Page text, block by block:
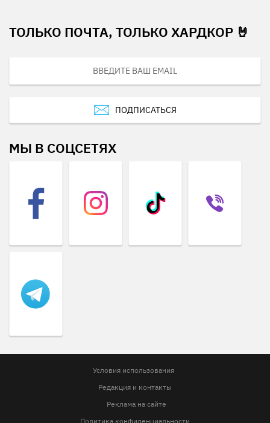
ТОЛЬКО ПОЧТА, ТОЛЬКО ХАРДКОР 🤘
ПОДПИСАТЬСЯ
МЫ В СОЦСЕТЯХ
Условия использования
Редакция и контакты
Реклама на сайте
Политика конфиденциальности